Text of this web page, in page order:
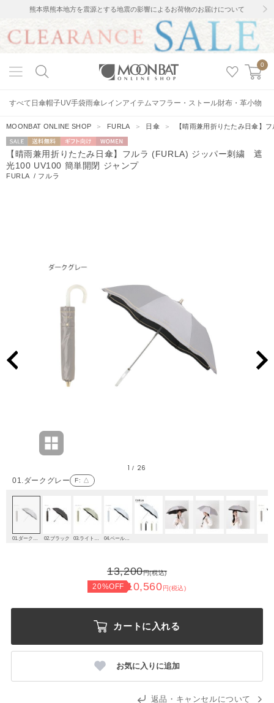
熊本県熊本地方を震源とする地震の影響によるお荷物のお届けについて
0
すべて 日傘帽子UV手袋雨傘レインアイテムマフラー・ストール財布・革小物
MOONBAT ONLINE SHOP ＞ FURLA ＞ 日傘 ＞ 【晴雨兼用折りたたみ日傘】
セー
ル
送料無料 ギフト向
け
WOMEN
【晴雨兼用折りたたみ日傘】フルラ (FURLA) ジッパー刺繍 遮
光100 UV100 簡単開閉 ジャンプ
FURLA / フルラ
01.ダークグレー F: △
1 / 26
02.ブラック
13,200円(税込)
20%OFF 10,560円(税込)
カートに入れる
お気に入りに追加
返品・キャンセルについて